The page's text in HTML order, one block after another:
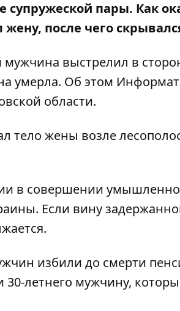
пары. Как
после чего
выстрелил в
умерла. Об этом
области.
тело жены возле
в совершении
Если вину
избили до смерти
30-летнего мужчину,